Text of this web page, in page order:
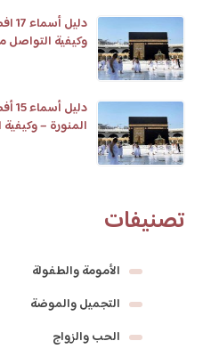
وكيفية التواصل
المنورة –
تصنيفات
الأمومة والطفولة
التجميل والموضة
الحب والزواج